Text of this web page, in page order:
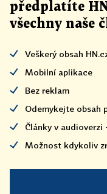
předplatíte
všechny naše
Veškerý obsah
Mobilní aplikace
Bez reklam
Odemykejte obsah
Články v audioverzi
Možnost kdykoliv